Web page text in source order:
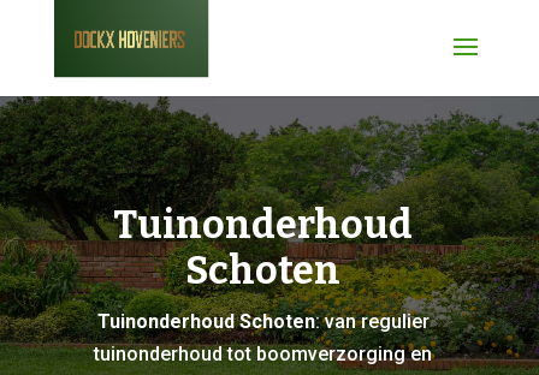
Tuinonderhoud
Schoten
Tuinonderhoud Schoten: van regulier
tuinonderhoud tot boomverzorging en